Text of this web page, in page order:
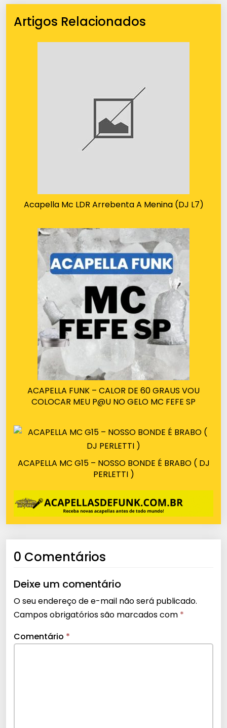
Artigos Relacionados
Acapella Mc LDR Arrebenta A Menina (DJ L7)
ACAPELLA FUNK – CALOR DE 60 GRAUS VOU
COLOCAR MEU P@U NO GELO MC FEFE SP
ACAPELLA MC G15 – NOSSO BONDE É BRABO ( DJ
PERLETTI )
0 Comentários
Deixe um comentário
O seu endereço de e-mail não será publicado.
Campos obrigatórios são marcados com *
Comentário *